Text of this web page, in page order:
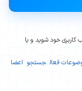
کاربری خود شوید و یا
فعال جستجو اعضا